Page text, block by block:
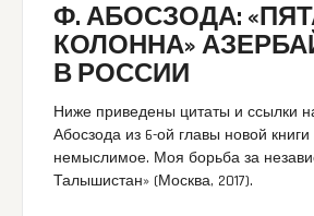
Ф. АБОСЗОДА:
КОЛОННА»
В РОССИИ
Ниже приведены цитаты и ссылки
Абосзода из 6-ой главы новой
немыслимое. Моя борьба за
Талышистан» (Москва, 2017).